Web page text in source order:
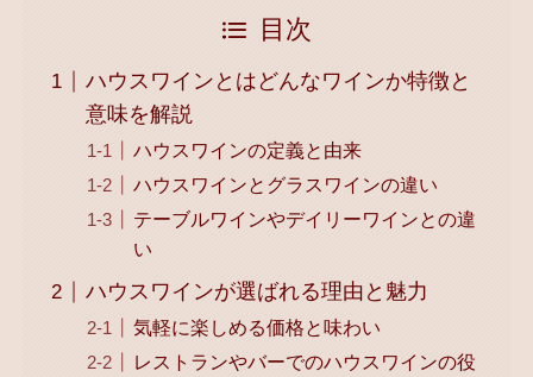
目次
ハウスワインとはどんなワインか特徴と
意味を解説
ハウスワインの定義と由来
ハウスワインとグラスワインの違い
テーブルワインやデイリーワインとの違
い
ハウスワインが選ばれる理由と魅力
気軽に楽しめる価格と味わい
レストランやバーでのハウスワインの役